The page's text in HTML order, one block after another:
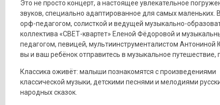
Это не просто концерт, а настоящее увлекательное
звуков, специально адаптированное для самых маленьких.
орф-педагогом, солисткой и ведущей музыкально-
коллектива «СВЕТ-квартет» Еленой Фёдоровой и
педагогом, певицей, мультиинструменталистом
вы и ваш ребёнок отправитесь в музыкальное путешествие,
Классика оживёт: малыши познакомятся с произведениями
классической музыки, детскими песнями и мелодиями
народных сказок.